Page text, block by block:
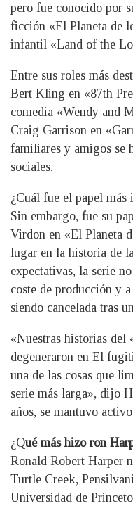
pero fue conocido por
ficción «El Planeta de
infantil «Land of the
Entre sus roles más
Bert Kling en «87th
comedia «Wendy and
Craig Garrison en
familiares y amigos se
sociales.
¿Cuál fue el papel más
Sin embargo, fue su
Virdon en «El Planeta
lugar en la historia de
expectativas, la serie
coste de producción y
siendo cancelada tras
«Nuestras historias del
degeneraron en El
una de las cosas que
serie más larga», dijo
años, se mantuvo
¿Qué más hizo ron
Ronald Robert Harper
Turtle Creek,
Universidad de